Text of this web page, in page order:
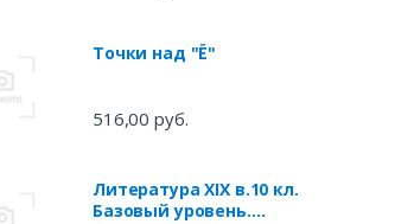
Точки над "Ё"
516,00 руб.
Литература XIX в.10 кл.
Базовый уровень.